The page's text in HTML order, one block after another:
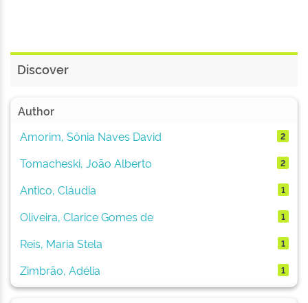
Discover
Author
Amorim, Sônia Naves David
2
Tomacheski, João Alberto 2
Antico, Cláudia 1
Oliveira, Clarice Gomes de 1
Reis, Maria Stela 1
Zimbrão, Adélia 1